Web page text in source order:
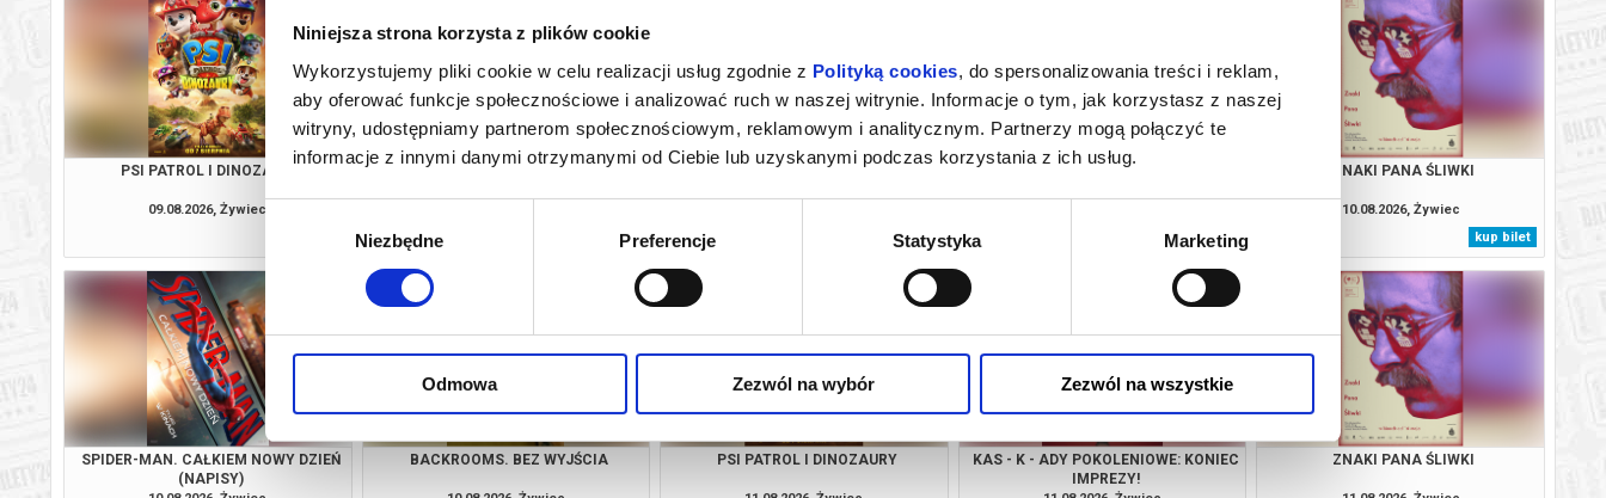
Niniejsza strona korzysta z plików cookie
Wykorzystujemy pliki cookie w celu realizacji usług zgodnie z Polityką cookies, do spersonalizowania treści i reklam,
aby oferować funkcje społecznościowe i analizować ruch w naszej witrynie. Informacje o tym, jak korzystasz z naszej
witryny, udostępniamy partnerom społecznościowym, reklamowym i analitycznym. Partnerzy mogą połączyć te
informacje z innymi danymi otrzymanymi od Ciebie lub uzyskanymi podczas korzystania z ich usług.
Wybór
Niezbędne Preferencje Statystyka Marketing
Odmowa Zezwól na wybór Zezwól na wszystkie
PSI PATROL I DINOZAURY
09.08.2026, Żywiec
NIEDZIELA Z DOKUMENTEM: ZNAKI
kup bilet
SPIDER-MAN. CAŁKIEM NOWY DZIEŃ
kup bilet
PSI PATROL I DINOZAURY
kup bilet
ZNAKI PANA ŚLIWKI
10.08.2026, Żywiec
kup bilet
SPIDER-MAN. CAŁKIEM NOWY DZIEŃ
(NAPISY)
BACKROOMS. BEZ WYJŚCIA PSI PATROL I DINOZAURY
KAS - K - ADY POKOLENIOWE: KONIEC
IMPREZY!
ZNAKI PANA ŚLIWKI